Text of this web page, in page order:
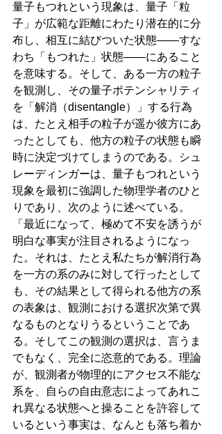
量子もつれという現象は、量子「粒
子」が広範な距離にわたり潜在的に分
布し、相互に結びついた状態――すな
わち「もつれた」状態――にあること
を意味する。そして、ある一方の粒子
を観測し、その量子ポテンシャリティ
を「解消（disentangle）」する行為
は、たとえ相手の粒子が遥か彼方にあ
ったとしても、他方の粒子の状態も瞬
時に決定づけてしまうのである。シュ
レーディンガーは、量子もつれという
現象を最初に強調した物理学者のひと
りであり、次のように述べている。
「最近になって、極めて不安を誘うが
明白な事実が注目されるようになっ
た。それは、たとえ私たちが解消行為
を一方の系のみに対して行ったとして
も、その結果として得られる他方の系
の表象は、観測における選択次第で異
なるものとなりうるということであ
る。そしてこの観測の選択は、言うま
でもなく、完全に恣意的である。理論
が、観測者が物理的にアクセス不能な
系を、自らの自由意志によってあれこ
れ異なる状態へと操ることを許容して
いるという事実は、なんとも落ち着か